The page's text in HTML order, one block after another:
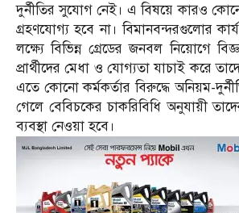
দুর্নীতির সুযোগ নেই। এ বিষয়ে কারও
গ্রহণযোগ্য হবে না। বিমানবন্দরগুলোর
লক্ষ্যে বিভিন্ন গ্রেডের জনবল নিয়োগে
প্রার্থীদের মেধা ও যোগ্যতা যাচাই করে
এতে কোনো কর্মকর্তার বিরুদ্ধে অনিয়ম-
গেলে বেবিচকের চাকরিবিধি অনুযায়ী
ব্যবস্থা নেওয়া হবে।